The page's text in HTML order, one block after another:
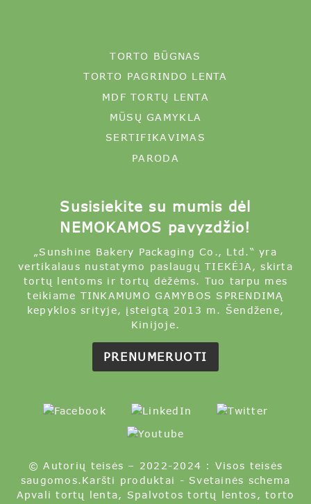
TORTO BŪGNAS
TORTO PAGRINDO LENTA
MDF TORTŲ LENTA
MŪSŲ GAMYKLA
SERTIFIKAVIMAS
PARODA
Susisiekite su mumis dėl
NEMOKAMOS pavyzdžio!
„Sunshine Bakery Packaging Co., Ltd.“ yra
vertikalaus nustatymo paslaugų TIEKĖJA, skirta
tortų lentoms ir tortų dėžėms. Tuo tarpu mes
teikiame TINKAMUMO GAMYBOS SPRENDIMĄ
kepyklos srityje, įsteigtą 2013 m. Šendžene,
Kinijoje.
PRENUMERUOTI
© Autorių teisės – 2022-2024 : Visos teisės
saugomos.Karšti produktai - Svetainės schema
Apvali tortų lenta, Spalvotos tortų lentos ,torto